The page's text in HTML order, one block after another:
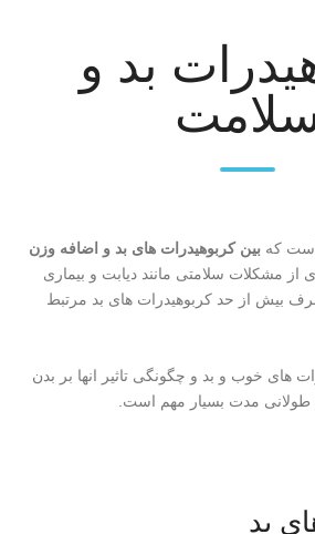
بد و
که بین کربوهیدرات های بد و اضافه وزن
از مشکلات سلامتی مانند دیابت و بیماری
بیش از حد کربوهیدرات های بد مرتبط
های خوب و بد و چگونگی تاثیر انها بر بدن
طولانی مدت بسیار مهم است.
بد